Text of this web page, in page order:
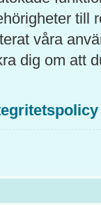
till
våra
dig om att